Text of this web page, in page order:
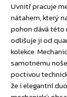
Uvnitř pracuje
nátahem, který
pohon dává této
odlišuje ji od
kolekce.
samotnému
poctivou
že i elegantní